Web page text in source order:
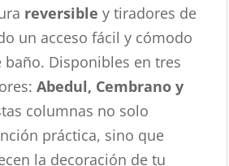
reversible y tiradores de
un acceso fácil y cómodo
baño. Disponibles en tres
Abedul, Cembrano y
columnas no solo
práctica, sino que
la decoración de tu